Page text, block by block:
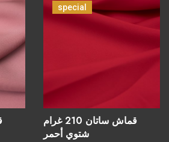
special
قماش ساتان 210 غرام
شتوي أحمر